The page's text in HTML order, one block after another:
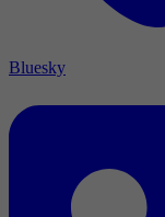
Bluesky